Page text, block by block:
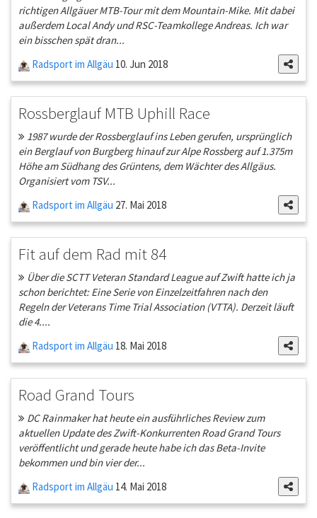
richtigen Allgäuer MTB-Tour mit dem Mountain-Mike. Mit dabei
außerdem Local Andy und RSC-Teamkollege Andreas. Ich war
ein bisschen spät dran...
Radsport im Allgäu 10. Jun 2018
Rossberglauf MTB Uphill Race
1987 wurde der Rossberglauf ins Leben gerufen, ursprünglich
ein Berglauf von Burgberg hinauf zur Alpe Rossberg auf 1.375m
Höhe am Südhang des Grüntens, dem Wächter des Allgäus.
Organisiert vom TSV...
Radsport im Allgäu 27. Mai 2018
Fit auf dem Rad mit 84
Über die SCTT Veteran Standard League auf Zwift hatte ich ja
schon berichtet: Eine Serie von Einzelzeitfahren nach den
Regeln der Veterans Time Trial Association (VTTA). Derzeit läuft
die 4....
Radsport im Allgäu 18. Mai 2018
Road Grand Tours
DC Rainmaker hat heute ein ausführliches Review zum
aktuellen Update des Zwift-Konkurrenten Road Grand Tours
veröffentlicht und gerade heute habe ich das Beta-Invite
bekommen und bin vier der...
Radsport im Allgäu 14. Mai 2018